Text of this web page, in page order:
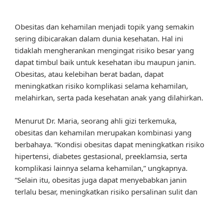
Obesitas dan kehamilan menjadi topik yang semakin
sering dibicarakan dalam dunia kesehatan. Hal ini
tidaklah mengherankan mengingat risiko besar yang
dapat timbul baik untuk kesehatan ibu maupun janin.
Obesitas, atau kelebihan berat badan, dapat
meningkatkan risiko komplikasi selama kehamilan,
melahirkan, serta pada kesehatan anak yang dilahirkan.
Menurut Dr. Maria, seorang ahli gizi terkemuka,
obesitas dan kehamilan merupakan kombinasi yang
berbahaya. “Kondisi obesitas dapat meningkatkan risiko
hipertensi, diabetes gestasional, preeklamsia, serta
komplikasi lainnya selama kehamilan,” ungkapnya.
“Selain itu, obesitas juga dapat menyebabkan janin
terlalu besar, meningkatkan risiko persalinan sulit dan